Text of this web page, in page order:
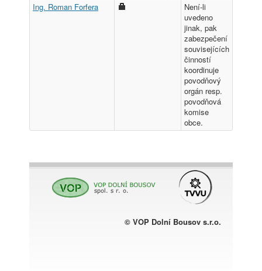
Ing. Roman Forfera
Není-li
uvedeno
jinak, pak
zabezpečení
souvisejících
činností
koordinuje
povodňový
orgán resp.
povodňová
komise
obce.
© VOP Dolní Bousov s.r.o.